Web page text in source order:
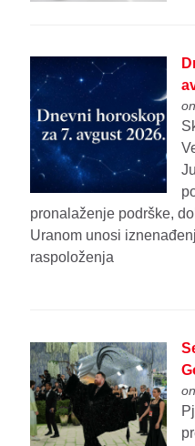
pronalaženje podrške,
Uranom unosi
raspoloženja